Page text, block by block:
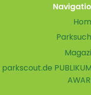
parkscout.de